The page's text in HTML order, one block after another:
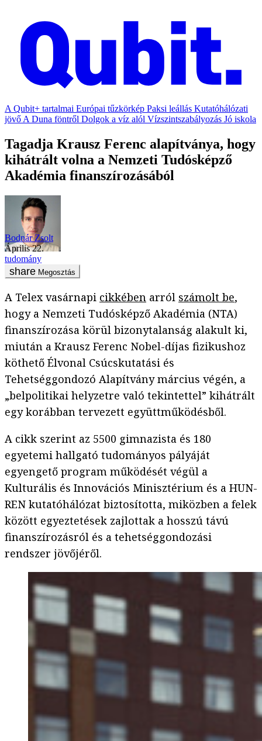
A Qubit+ tartalmai Európai tűzkörkép Paksi leállás Kutatóhálózati
jövő A Duna föntről Dolgok a víz alól Vízszintszabályozás Jó iskola
Tagadja Krausz Ferenc alapítványa, hogy
kihátrált volna a Nemzeti Tudósképző
Akadémia finanszírozásából
Bodnár Zsolt
április 22.
tudomány
Megosztás
A Telex vasárnapi cikkében arról számolt be,
hogy a Nemzeti Tudósképző Akadémia (NTA)
finanszírozása körül bizonytalanság alakult ki,
miután a Krausz Ferenc Nobel-díjas fizikushoz
köthető Élvonal Csúcskutatási és
Tehetséggondozó Alapítvány március végén, a
„belpolitikai helyzetre való tekintettel” kihátrált
egy korábban tervezett együttműködésből.
A cikk szerint az 5500 gimnazista és 180
egyetemi hallgató tudományos pályáját
egyengető program működését végül a
Kulturális és Innovációs Minisztérium és a HUN-
REN kutatóhálózat biztosította, miközben a felek
között egyeztetések zajlottak a hosszú távú
finanszírozásról és a tehetséggondozási
rendszer jövőjéről.